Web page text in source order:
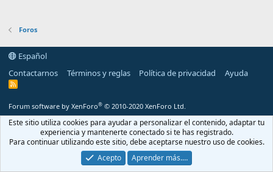
Foros
Español
Contactarnos
Términos y reglas Política de privacidad Ayuda
R
Forum software by XenForo® © 2010-2020 XenForo Ltd.
Este sitio utiliza cookies para ayudar a personalizar el contenido, adaptar tu
experiencia y mantenerte conectado si te has registrado.
Para continuar utilizando este sitio, debe aceptarse nuestro uso de cookies.
Acepto
Aprender más.…